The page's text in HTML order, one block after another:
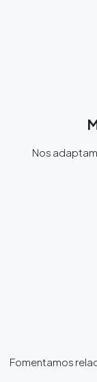
Nos
Fomentamos